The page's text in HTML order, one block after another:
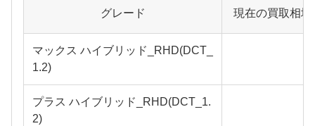
グレード 現在の買取相
マックス ハイブリッド_RHD(DCT_
1.2)
プラス ハイブリッド_RHD(DCT_1.
2)